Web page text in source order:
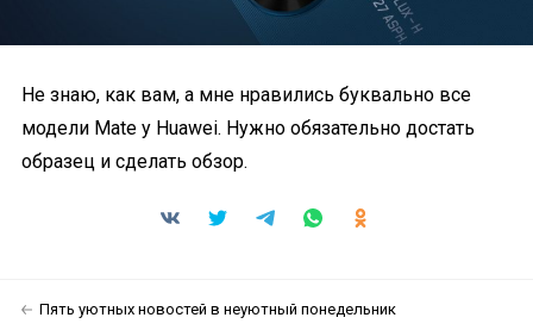
Не знаю, как вам, а мне нравились буквально все
модели Mate у Huawei. Нужно обязательно достать
образец и сделать обзор.
Пять уютных новостей в неуютный понедельник